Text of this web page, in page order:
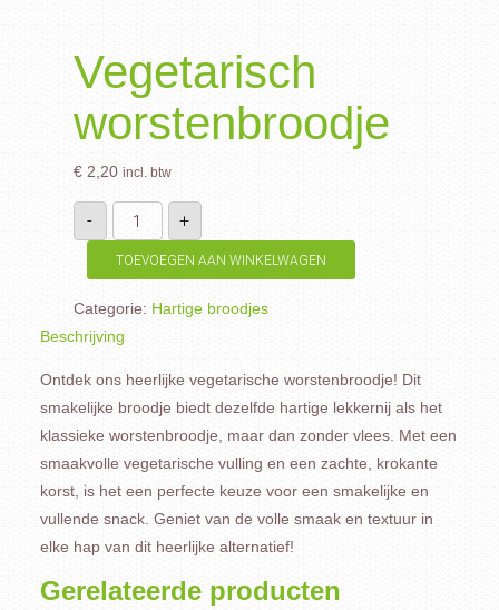
Vegetarisch
worstenbroodje
€2,20 incl. btw
-
Vegetarisch
worstenbroodje
aantal
+
TOEVOEGEN AAN WINKELWAGEN
Categorie: Hartige broodjes
Beschrijving
Ontdek ons heerlijke vegetarische worstenbroodje! Dit
smakelijke broodje biedt dezelfde hartige lekkernij als het
klassieke worstenbroodje, maar dan zonder vlees. Met een
smaakvolle vegetarische vulling en een zachte, krokante
korst, is het een perfecte keuze voor een smakelijke en
vullende snack. Geniet van de volle smaak en textuur in
elke hap van dit heerlijke alternatief!
Gerelateerde producten